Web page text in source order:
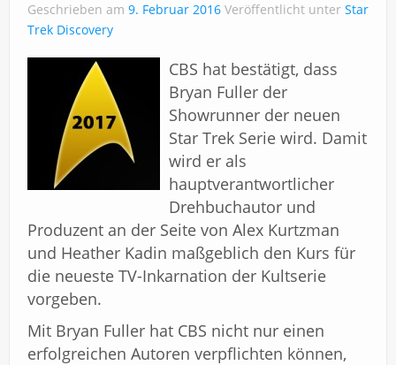
Über uns
Geschrieben am 9. Februar 2016 Veröffentlicht unter Star
Trek Discovery
CBS hat bestätigt, dass
Bryan Fuller der
Showrunner der neuen
Star Trek Serie wird. Damit
wird er als
hauptverantwortlicher
Drehbuchautor und
Produzent an der Seite von Alex Kurtzman
und Heather Kadin maßgeblich den Kurs für
die neueste TV-Inkarnation der Kultserie
vorgeben.
Mit Bryan Fuller hat CBS nicht nur einen
erfolgreichen Autoren verpflichten können,